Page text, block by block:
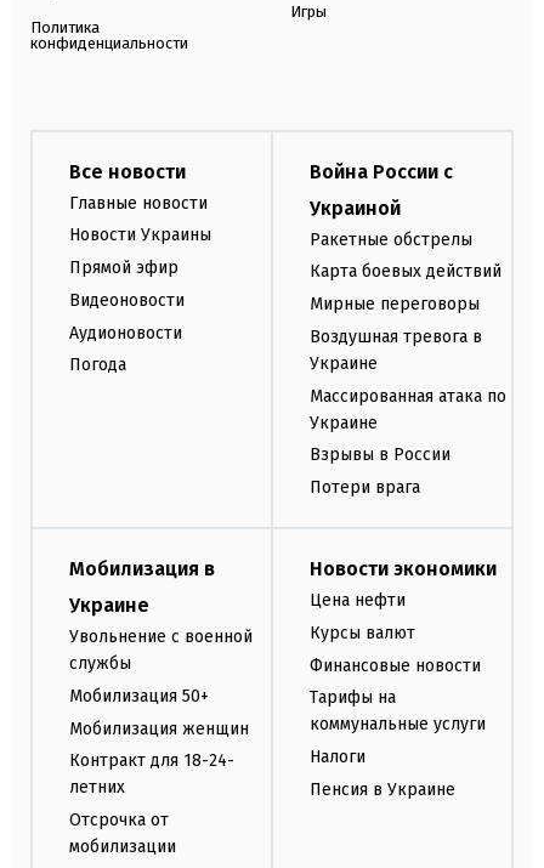
Политика
конфиденциальности
Игры
Все новости
Главные новости
Новости Украины
Прямой эфир
Видеоновости
Аудионовости
Погода
Война России с
Украиной
Ракетные обстрелы
Карта боевых действий
Мирные переговоры
Воздушная тревога в
Украине
Массированная атака по
Украине
Взрывы в России
Потери врага
Мобилизация в
Украине
Увольнение с военной
службы
Мобилизация 50+
Мобилизация женщин
Контракт для 18-24-
летних
Отсрочка от
мобилизации
Новости экономики
Цена нефти
Курсы валют
Финансовые новости
Тарифы на
коммунальные услуги
Налоги
Пенсия в Украине